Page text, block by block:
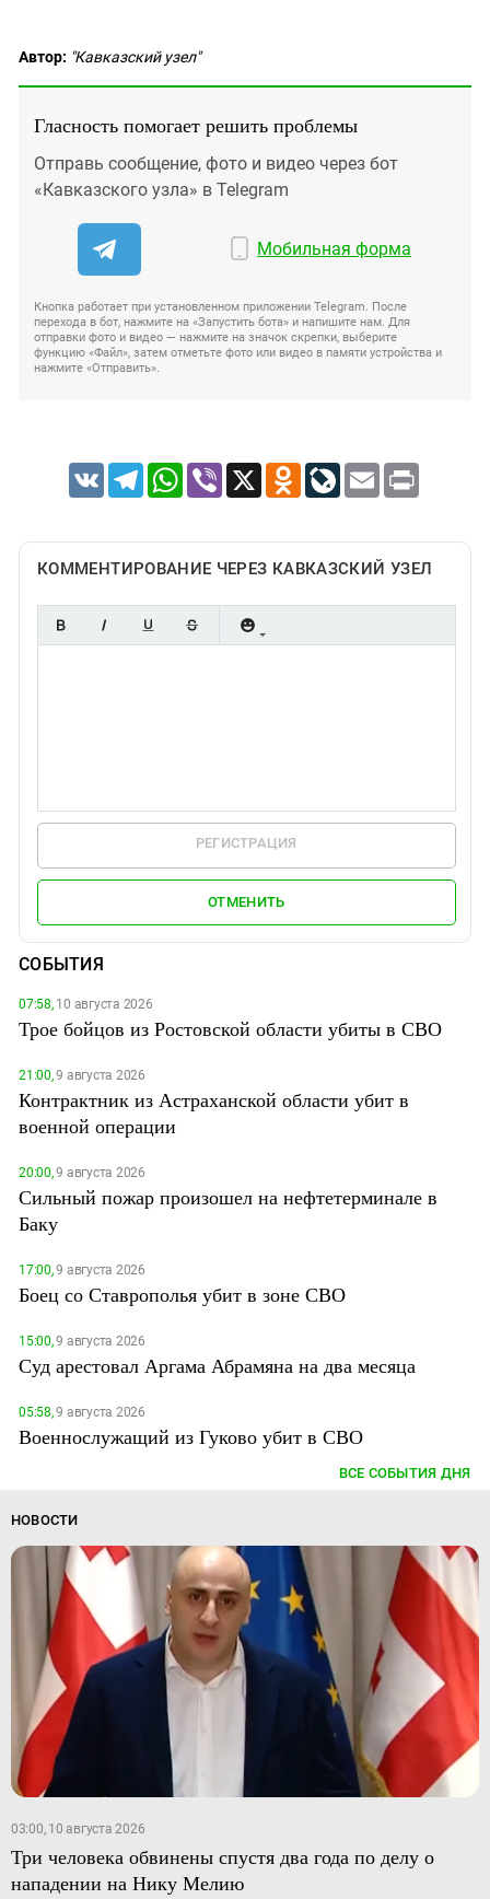
Автор: "Кавказский узел"
Гласность помогает решить проблемы
Отправь сообщение, фото и видео через бот
«Кавказского узла» в Telegram
Мобильная форма
Кнопка работает при установленном приложении Telegram. После
перехода в бот, нажмите на «Запустить бота» и напишите нам. Для
отправки фото и видео — нажмите на значок скрепки, выберите
функцию «Файл», затем отметьте фото или видео в памяти устройства и
нажмите «Отправить».
VK TelegramWhatsApp
Viber X Odnoklassniki
LiveJournal
Email Print
КОММЕНТИРОВАНИЕ ЧЕРЕЗ КАВКАЗСКИЙ УЗЕЛ
РЕГИСТРАЦИЯ
ОТМЕНИТЬ
СОБЫТИЯ
07:58,10 августа 2026
Трое бойцов из Ростовской области убиты в СВО
21:00,9 августа 2026
Контрактник из Астраханской области убит в
военной операции
20:00,9 августа 2026
Сильный пожар произошел на нефтетерминале в
Баку
17:00,9 августа 2026
Боец со Ставрополья убит в зоне СВО
15:00,9 августа 2026
Суд арестовал Аргама Абрамяна на два месяца
05:58,9 августа 2026
Военнослужащий из Гуково убит в СВО
ВСЕ СОБЫТИЯ ДНЯ
НОВОСТИ
03:00, 10 августа 2026
Три человека обвинены спустя два года по делу о
нападении на Нику Мелию